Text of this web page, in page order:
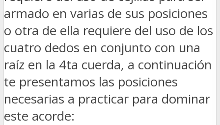
armado en varias de sus posiciones
o otra de ella requiere del uso de los
cuatro dedos en conjunto con una
raíz en la 4ta cuerda, a continuación
te presentamos las posiciones
necesarias a practicar para dominar
este acorde: